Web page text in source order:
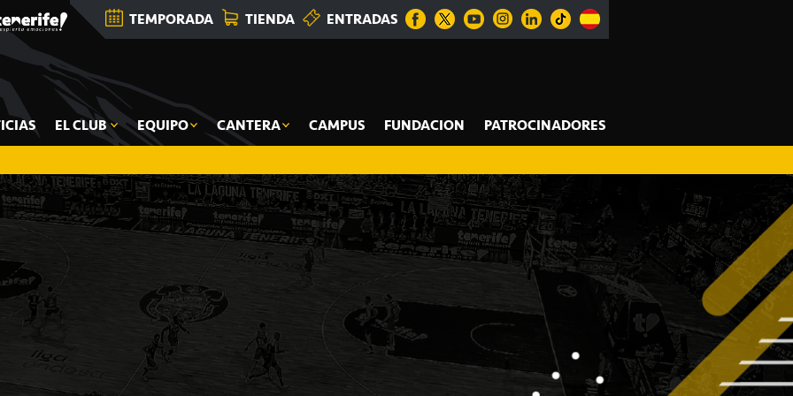
TEMPORADA TIENDA ENTRADAS
EL CLUB EQUIPO CANTERA CAMPUS FUNDACION PATROCINADORES